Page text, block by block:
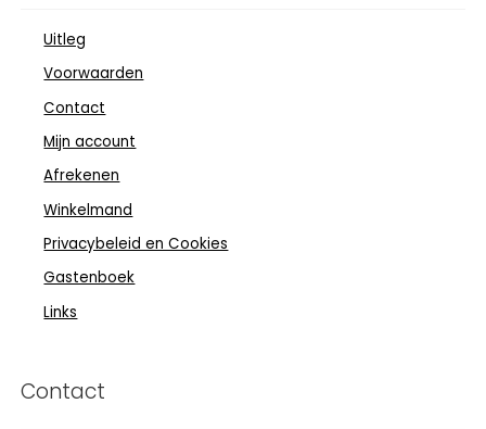
Uitleg
Voorwaarden
Contact
Mijn account
Afrekenen
Winkelmand
Privacybeleid en Cookies
Gastenboek
Links
Contact